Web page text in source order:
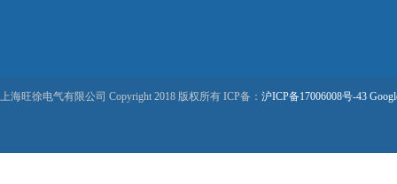
上海旺徐电气有限公司 Copyright 2018 版权所有 ICP备： 沪ICP备17006008号-43